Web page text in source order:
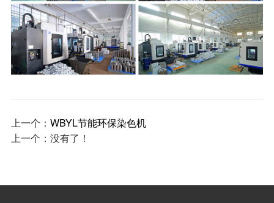
上一个： WBYL节能环保染色机
上一个： 没有了！